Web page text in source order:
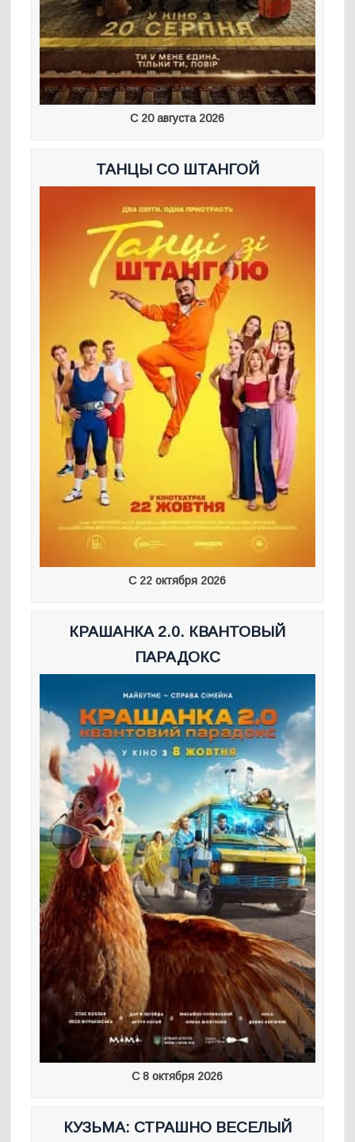
С 20 августа 2026
ТАНЦЫ СО ШТАНГОЙ
С 22 октября 2026
КРАШАНКА 2.0. КВАНТОВЫЙ
ПАРАДОКС
С 8 октября 2026
КУЗЬМА: СТРАШНО ВЕСЕЛЫЙ